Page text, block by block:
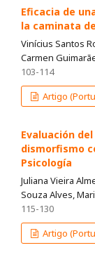
Eficacia de
la caminata
Vinícius Santos
Carmen
103-114
Artigo
Evaluación
dismorfismo
Psicología
Juliana Vieira
Souza Alves,
115-130
Artigo